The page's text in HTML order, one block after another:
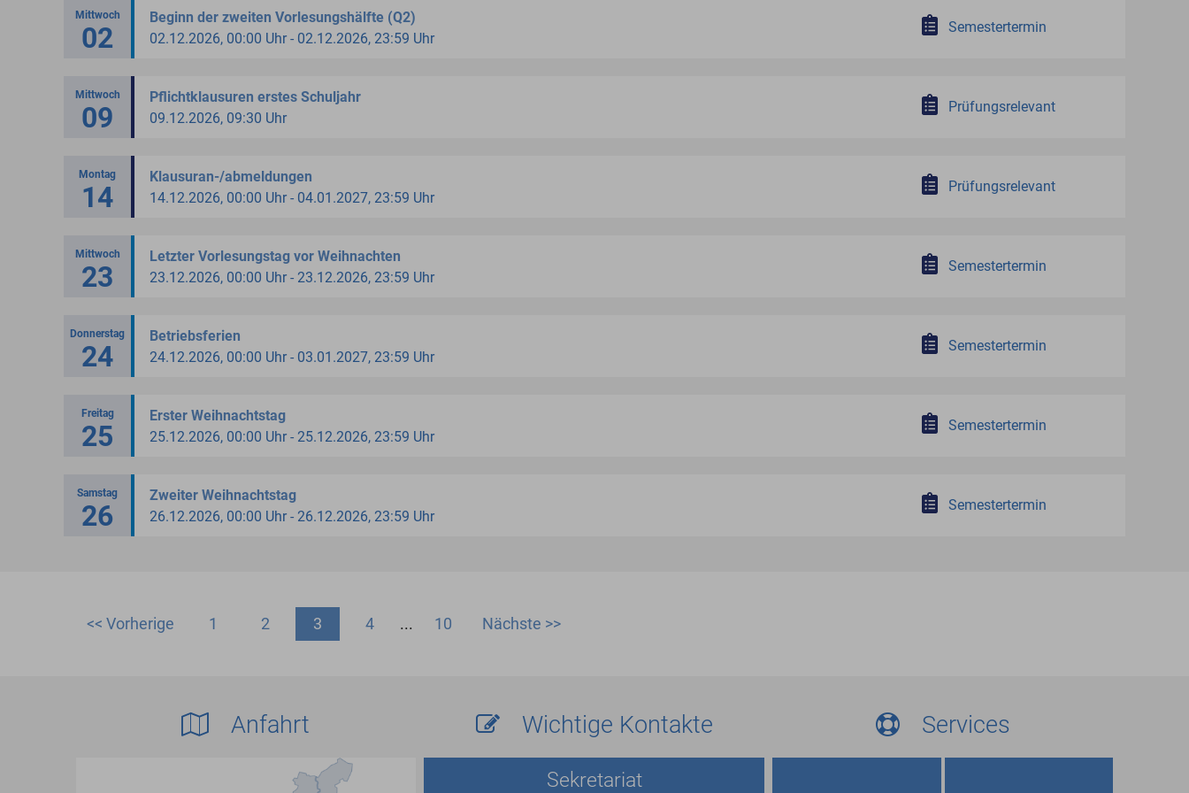
Mittwoch
02
Beginn der zweiten Vorlesungshälfte (Q2)
02.12.2026, 00:00 Uhr - 02.12.2026, 23:59 Uhr
Semestertermin
Mittwoch
09
Pflichtklausuren erstes Schuljahr
09.12.2026, 09:30 Uhr
Prüfungsrelevant
Montag
14
Klausuran-/abmeldungen
14.12.2026, 00:00 Uhr - 04.01.2027, 23:59 Uhr
Prüfungsrelevant
Mittwoch
23
Letzter Vorlesungstag vor Weihnachten
23.12.2026, 00:00 Uhr - 23.12.2026, 23:59 Uhr
Semestertermin
Donnerstag
24
Betriebsferien
24.12.2026, 00:00 Uhr - 03.01.2027, 23:59 Uhr
Semestertermin
Freitag
25
Erster Weihnachtstag
25.12.2026, 00:00 Uhr - 25.12.2026, 23:59 Uhr
Semestertermin
Samstag
26
Zweiter Weihnachtstag
26.12.2026, 00:00 Uhr - 26.12.2026, 23:59 Uhr
Semestertermin
<< Vorherige 1 2 3 4 ... 10 Nächste >>
Anfahrt Wichtige Kontakte
Sekretariat
Services